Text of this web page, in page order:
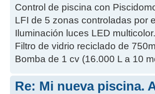
Control de piscina con
LFI de 5 zonas controladas por
Iluminación luces LED multicolor.
Filtro de vidrio reciclado de
Bomba de 1 cv (16.000 L a 10
Re: Mi nueva piscina.